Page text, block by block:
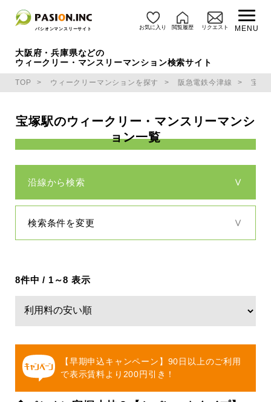
パシオンマンスリーサイト お気に入り 閲覧履歴 リクエスト MENU
大阪府・兵庫県などの
ウィークリー・マンスリーマンション検索サイト
TOP ウィークリーマンションを探す 阪急電鉄今津線 宝塚
宝塚駅のウィークリー・マンスリーマンシ
ョン一覧
沿線から検索
検索条件を変更
8件中 / 1～8 表示
【早期申込キャンペーン】90日以上のご利用
で表示賃料より200円引き！